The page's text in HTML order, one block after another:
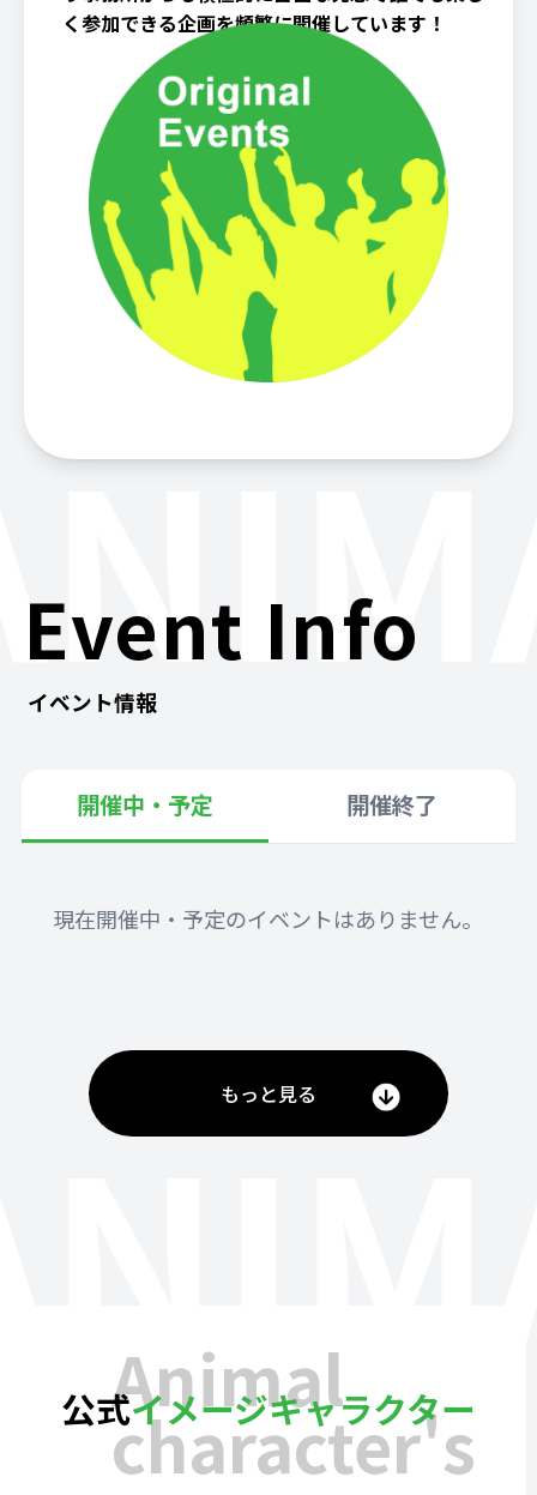
く参加できる企画を頻繁に開催しています！
Event Info
イベント情報
開催中・予定 開催終了
現在開催中・予定のイベントはありません。
もっと見る
公式イメージキャラクター
Animal
character's